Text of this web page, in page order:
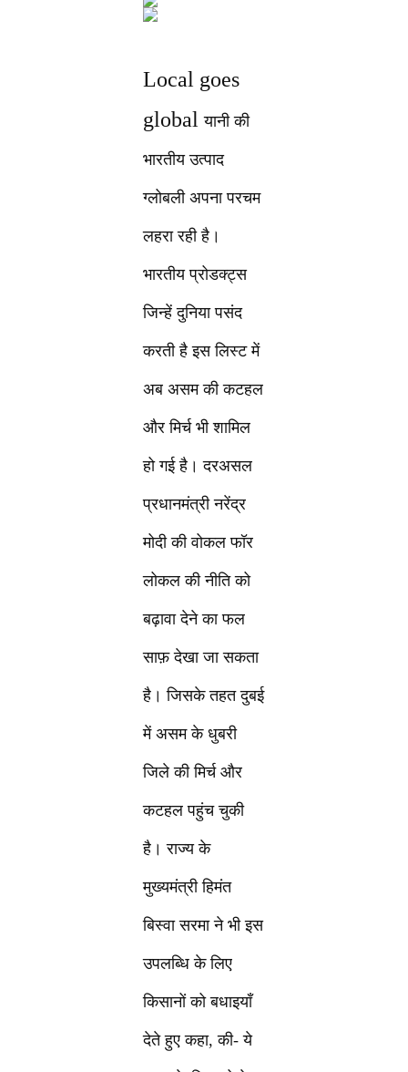
Local goes
globalयानी की
भारतीय उत्पाद
ग्लोबली अपना परचम
लहरा रही है।
भारतीय प्रोडक्ट्स
जिन्हें दुनिया पसंद
करती है इस लिस्ट में
अब असम की कटहल
और मिर्च भी शामिल
हो गई है। दरअसल
प्रधानमंत्री नरेंद्र
मोदी की वोकल फॉर
लोकल की नीति को
बढ़ावा देने का फल
साफ़ देखा जा सकता
है। जिसके तहत दुबई
में असम के धुबरी
जिले की मिर्च और
कटहल पहुंच चुकी
है। राज्य के
मुख्यमंत्री हिमंत
बिस्वा सरमा ने भी इस
उपलब्धि के लिए
किसानों को बधाइयाँ
देते हुए कहा, की- ये